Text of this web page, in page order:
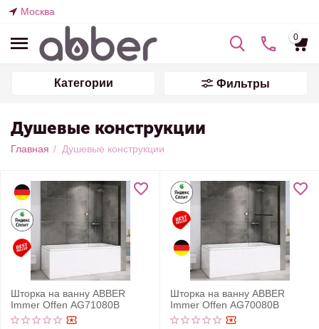
Москва
0
Категории Фильтры
Душевые конструкции
Главная / Душевые конструкции
Шторка на ванну ABBER
Immer Offen AG71080B
Шторка на ванну ABBER
Immer Offen AG70080B